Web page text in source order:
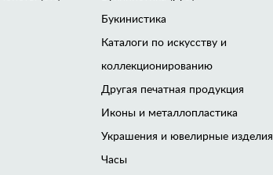
Букинистика
Каталоги по искусству и
коллекционированию
Другая печатная продукция
Иконы и металлопластика
Украшения и ювелирные изделия
Часы